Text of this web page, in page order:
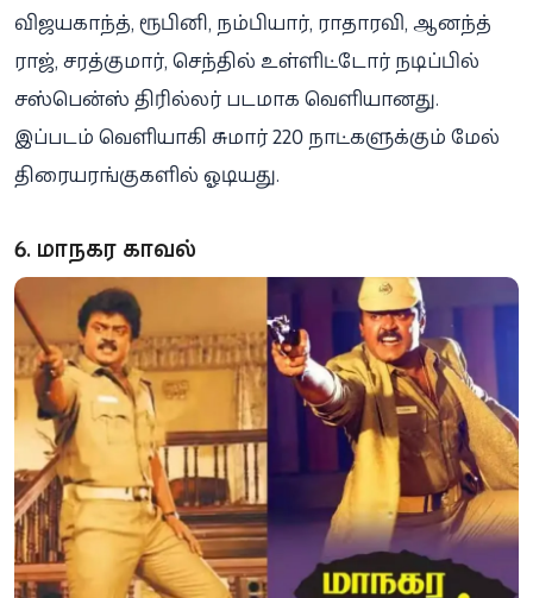
விஜயகாந்த், ரூபினி, நம்பியார், ராதாரவி, ஆனந்த்
ராஜ், சரத்குமார், செந்தில் உள்ளிட்டோர் நடிப்பில்
சஸ்பென்ஸ் திரில்லர் படமாக வெளியானது.
இப்படம் வெளியாகி சுமார் 220 நாட்களுக்கும் மேல்
திரையரங்குகளில் ஓடியது.
6. மாநகர காவல்